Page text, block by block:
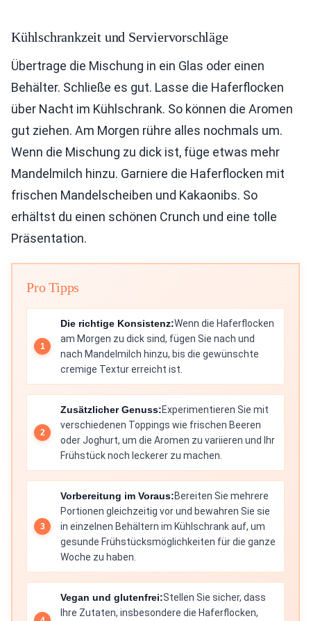
Kühlschrankzeit und Serviervorschläge
Übertrage die Mischung in ein Glas oder einen
Behälter. Schließe es gut. Lasse die Haferflocken
über Nacht im Kühlschrank. So können die Aromen
gut ziehen. Am Morgen rühre alles nochmals um.
Wenn die Mischung zu dick ist, füge etwas mehr
Mandelmilch hinzu. Garniere die Haferflocken mit
frischen Mandelscheiben und Kakaonibs. So
erhältst du einen schönen Crunch und eine tolle
Präsentation.
Pro Tipps
Die richtige Konsistenz:Wenn die Haferflocken
am Morgen zu dick sind, fügen Sie nach und
nach Mandelmilch hinzu, bis die gewünschte
cremige Textur erreicht ist.
Zusätzlicher Genuss:Experimentieren Sie mit
verschiedenen Toppings wie frischen Beeren
oder Joghurt, um die Aromen zu variieren und Ihr
Frühstück noch leckerer zu machen.
Vorbereitung im Voraus:Bereiten Sie mehrere
Portionen gleichzeitig vor und bewahren Sie sie
in einzelnen Behältern im Kühlschrank auf, um
gesunde Frühstücksmöglichkeiten für die ganze
Woche zu haben.
Vegan und glutenfrei:Stellen Sie sicher, dass
Ihre Zutaten, insbesondere die Haferflocken,